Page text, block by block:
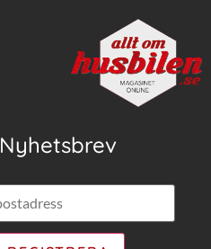
Nyhetsbrev